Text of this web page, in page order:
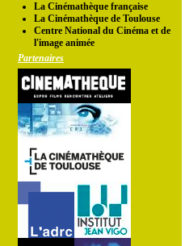
La Cinémathèque française
La Cinémathèque de Toulouse
Centre National du Cinéma et de
l'image animée
Partenaires